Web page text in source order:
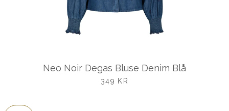
Neo Noir Degas Bluse Denim Blå
UDSALGSPRIS
349 KR